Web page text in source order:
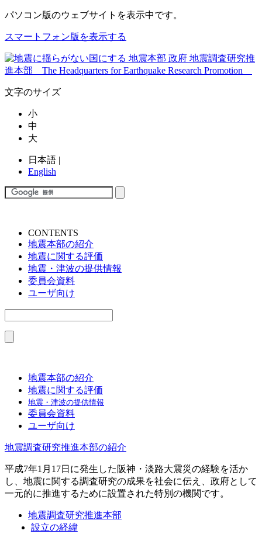
パソコン版のウェブサイトを表示中です。
スマートフォン版を表示する
文字のサイズ
小
中
大
日本語 |
English
CONTENTS
地震本部の紹介
地震に関する評価
地震・津波の提供情報
委員会資料
ユーザ向け
地震本部の紹介
地震に関する評価
地震・津波の提供情報
委員会資料
ユーザ向け
地震調査研究推進本部の紹介
平成7年1月17日に発生した阪神・淡路大震災の経験を活か
し、地震に関する調査研究の成果を社会に伝え、政府として
一元的に推進するために設置された特別の機関です。
地震調査研究推進本部
設立の経緯